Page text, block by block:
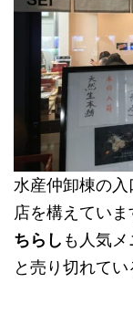
水産仲卸棟の
店を構えてい
ちらし も人気
と売り切れてい